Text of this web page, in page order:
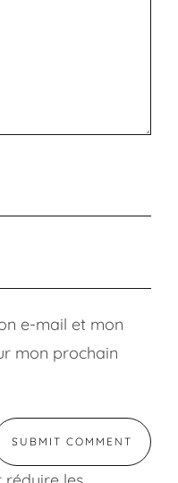
e-mail et mon
mon prochain